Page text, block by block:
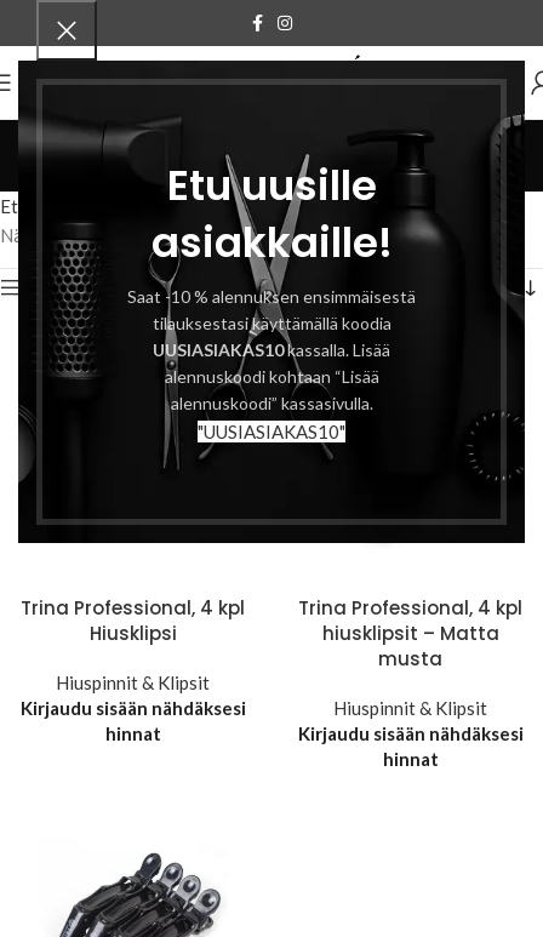
Etu uusille
asiakkaille!
Saat -10 % alennuksen ensimmäisestä
tilauksestasi käyttämällä koodia
UUSIASIAKAS10kassalla. Lisää
alennuskoodi kohtaan “Lisää
alennuskoodi” kassasivulla.
"UUSIASIAKAS10"
VALIKKO
hiusklipsi
Tuotteet
Etusivu
Tuotteet avainsanalla “hiusklipsi”
Näytetään kaikki 3 tulosta
Näytä sivupalkki
Trina Professional, 4 kpl
Hiusklipsi
Hiuspinnit & Klipsit
Kirjaudu sisään nähdäksesi
hinnat
Trina Professional, 4 kpl
hiusklipsit – Matta
musta
Hiuspinnit & Klipsit
Kirjaudu sisään nähdäksesi
hinnat